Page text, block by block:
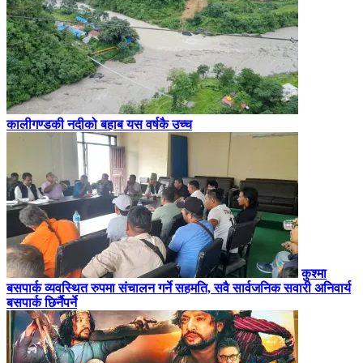
कालीगण्डकी नदीको बहाब यस वर्षकै उच्च
कुश्मा
बसपार्क व्यवस्थित रुपमा संचालन गर्ने सहमति, सवै सार्वजनिक सवारी अनिवार्य
बसपार्क छिर्नैपर्ने